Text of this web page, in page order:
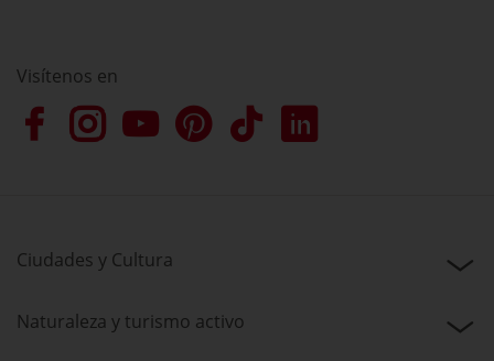
Visítenos en
Ciudades y Cultura
Naturaleza y turismo activo